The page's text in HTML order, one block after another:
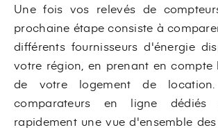
Une fois vos relevés de
prochaine étape consiste à
différents fournisseurs d'énergie
votre région, en prenant en compte
de votre logement de
comparateurs en ligne dédiés
rapidement une vue d'ensemble